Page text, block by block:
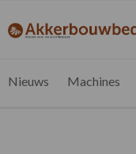
de
de
de
de
akkerbouwbedrijf.be
Nieuws
Nieuws Machines